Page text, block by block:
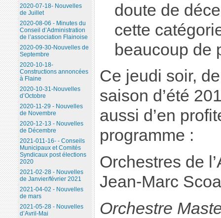
doute de
cette
beaucoup de
Ce jeudi soir,
saison d’été
aussi d’en
programme :
Orchestres de
Jean-Marc
Orchestre
2020-07-18- Nouvelles
de Juillet
2020-08-06 - Minutes du
Conseil d’Administration
de l’association Flainoise
2020-09-30-Nouvelles de
Septembre
2020-10-18-
Constructions annoncées
à Flaine
2020-10-31-Nouvelles
d’Octobre
2020-11-29 - Nouvelles
de Novembre
2020-12-13 - Nouvelles
de Décembre
2021-011-16- - Conseils
Municipaux et Comités
Syndicaux post élections
2020
2021-02-28 - Nouvelles
de Janvier/février 2021
2021-04-02 - Nouvelles
de mars
2021-05-28 - Nouvelles
d’Avril-Mai